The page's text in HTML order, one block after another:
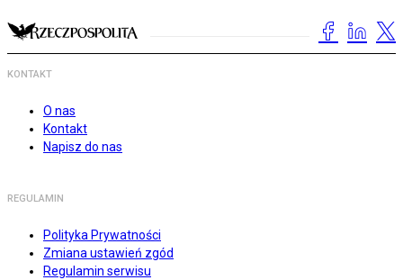
KONTAKT
O nas
Kontakt
Napisz do nas
REGULAMIN
Polityka Prywatności
Zmiana ustawień zgód
Regulamin serwisu